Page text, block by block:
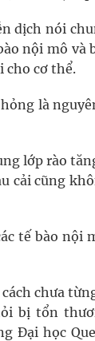
dịch nói
nội mô và
cho cơ thể.
là
lớp rào
cải cũng
tế bào nội
chưa
bị tổn
Đại học